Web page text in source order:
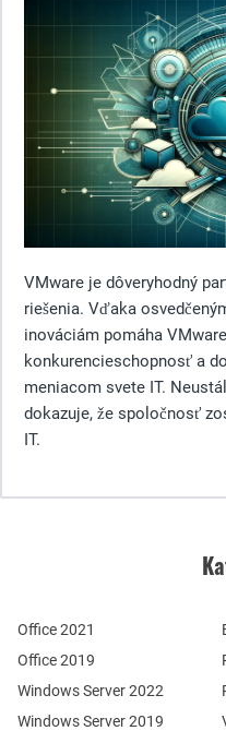
VMware je dôveryhodný
riešenia. Vďaka
inováciám pomáha
konkurencieschopnosť a
meniacom svete IT.
dokazuje, že spoločnosť
IT.
Office 2021
Office 2019
Windows Server 2022
Windows Server 2019